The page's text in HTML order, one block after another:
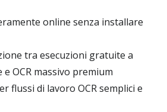
online senza installare
tra esecuzioni gratuite a
OCR massivo premium
flussi di lavoro OCR semplici e